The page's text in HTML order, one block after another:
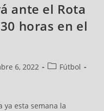
ante el Rota
horas en el
6, 2022
Fútbol
ya esta semana la